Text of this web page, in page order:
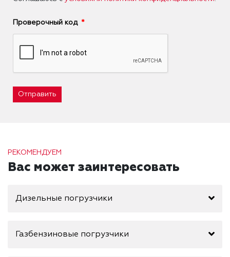
Проверочный код
Отправить
РЕКОМЕНДУЕМ
Вас может заинтересовать
Дизельные погрузчики
Газбензиновые погрузчики